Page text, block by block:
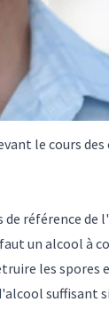
le cours des
référence de
un alcool à
les
suffisant